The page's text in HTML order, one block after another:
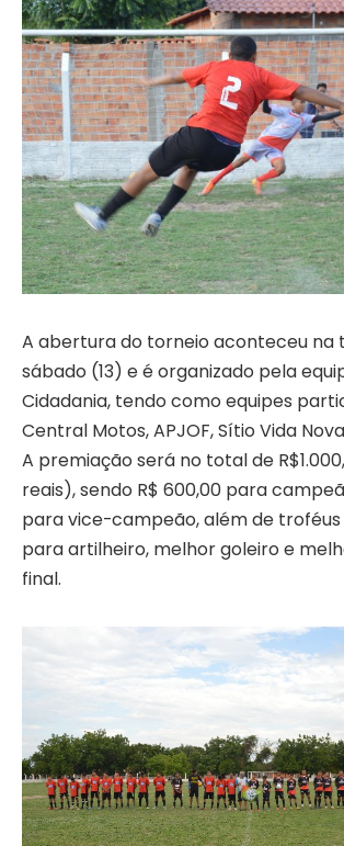
A abertura do torneio aconteceu na
sábado (13) e é organizado pela
Cidadania, tendo como equipes
Central Motos, APJOF, Sítio Vida
A premiação será no total de
reais), sendo R$ 600,00 para
para vice-campeão, além de
para artilheiro, melhor goleiro e
final.